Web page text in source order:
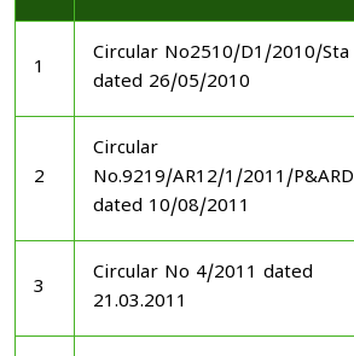
1
Circular No2510/D1/2010/Sta
dated 26/05/2010
2
Circular
No.9219/AR12/1/2011/P&ARD
dated 10/08/2011
3
Circular No 4/2011 dated
21.03.2011